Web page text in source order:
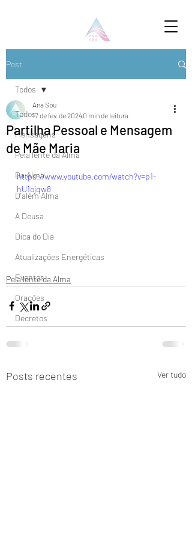
Post
Todos
Mensagens
Pela lente da Alma
Da Alma
D'além Alma
A Deusa
Dica do Dia
Atualizações Energéticas
Eventos
Orações
Decretos
Todos
Partilha Pessoal e Mensagem
de Mãe Maria
Ana Sou
17 de fev. de 20240 min de leitura
https://www.youtube.com/watch?v=p1-
hU1ojqw8
Pela lente da Alma
Posts recentes Ver tudo